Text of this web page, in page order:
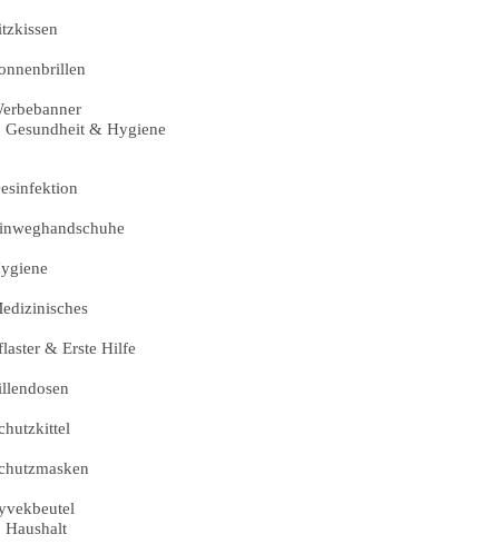
Gesundheit & Hygiene
& Erste Hilfe
Haushalt